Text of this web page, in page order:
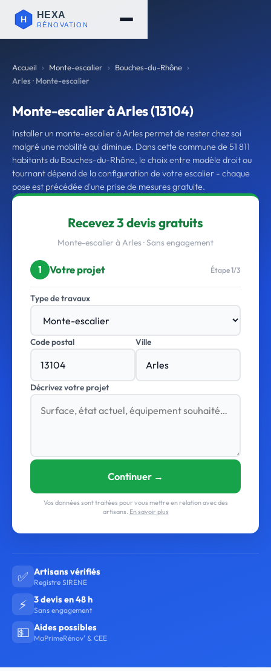
Accueil Monte-escalier
Bouches-du-Rhône
Arles · Monte-escalier
Monte-escalier à Arles (13104)
Installer un monte-escalier à Arles permet de rester chez soi
malgré une mobilité qui diminue. Dans cette commune de 51 811
habitants du Bouches-du-Rhône, le choix entre modèle droit ou
tournant dépend de la configuration de votre escalier - chaque
pose est précédée d'une prise de mesures gratuite.
Recevez 3 devis gratuits
Monte-escalier à Arles · Sans engagement
1 Votre projet Étape 1/3
Type de travaux
Code postal Ville
Décrivez votre projet
Continuer →
Vos données sont traitées pour vous mettre en relation avec des
artisans. En savoir plus
✅ Artisans vérifiés
Registre SIRENE
⚡ 3 devis en 48 h
Sans engagement
💵 Aides possibles
MaPrimeRénov' & CEE